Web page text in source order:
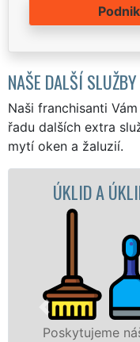
NAŠE DALŠÍ SLUŽBY
Naši franchisanti
řadu dalších extra
mytí oken a žaluzií.
SLUŽBY
Franchisová
UKLÍZENÍ
Šlapanicích
Šlapanic
kvalitní, ale
pro firmy i
náš servis 24 hodin